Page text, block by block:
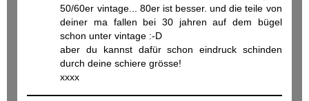
50/60er vintage... 80er ist besser. und die teile von
deiner ma fallen bei 30 jahren auf dem bügel
schon unter vintage :-D
aber du kannst dafür schon eindruck schinden
durch deine schiere grösse!
xxxx